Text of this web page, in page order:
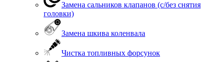
Замена сальников клапанов (с/без снятия
головки)
Замена шкива коленвала
Чистка топливных форсунок